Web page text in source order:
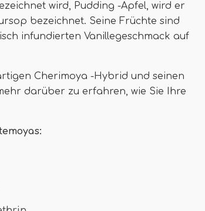
wird, Pudding -Apfel, wird er
bezeichnet. Seine Früchte sind
infundierten Vanillegeschmack auf
Cherimoya -Hybrid und seinen
darüber zu erfahren, wie Sie Ihre